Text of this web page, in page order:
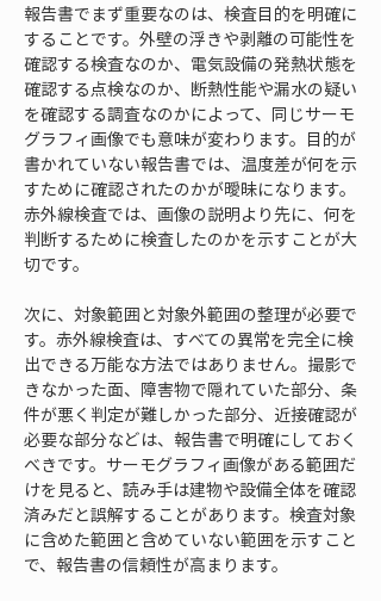
報告書でまず重要なのは、検査目的を明確に
することです。外壁の浮きや剥離の可能性を
確認する検査なのか、電気設備の発熱状態を
確認する点検なのか、断熱性能や漏水の疑い
を確認する調査なのかによって、同じサーモ
グラフィ画像でも意味が変わります。目的が
書かれていない報告書では、温度差が何を示
すために確認されたのかが曖昧になります。
赤外線検査では、画像の説明より先に、何を
判断するために検査したのかを示すことが大
切です。
次に、対象範囲と対象外範囲の整理が必要で
す。赤外線検査は、すべての異常を完全に検
出できる万能な方法ではありません。撮影で
きなかった面、障害物で隠れていた部分、条
件が悪く判定が難しかった部分、近接確認が
必要な部分などは、報告書で明確にしておく
べきです。サーモグラフィ画像がある範囲だ
けを見ると、読み手は建物や設備全体を確認
済みだと誤解することがあります。検査対象
に含めた範囲と含めていない範囲を示すこと
で、報告書の信頼性が高まります。